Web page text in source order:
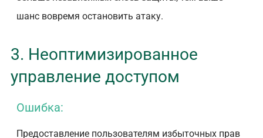
шанс вовремя остановить атаку.
3. Неоптимизированное
управление доступом
Ошибка:
Предоставление пользователям избыточных прав